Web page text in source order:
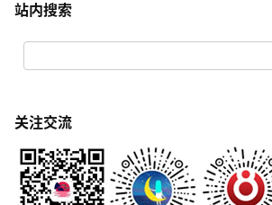
站内搜索
关注交流